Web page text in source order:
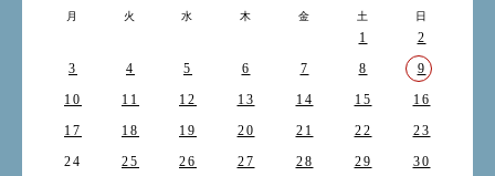
月 火 水 木 金 土 日
1
2
3
4 5 6 7 8
9
10
11 12 13 14 15
16
17
18 19 20 21 22
23
24
25 26 27 28 29
30